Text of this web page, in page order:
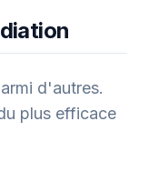
d'autres.
plus efficace